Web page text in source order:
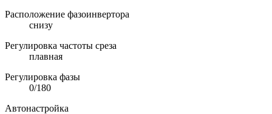
Расположение фазоинвертора
снизу
Регулировка частоты среза
плавная
Регулировка фазы
0/180
Автонастройка